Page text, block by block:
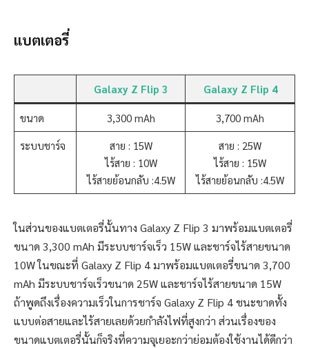
แบตเตอรี่
Galaxy Z Flip 3 Galaxy Z Flip 4
ขนาด 3,300 mAh 3,700 mAh
ระบบชาร์จ
สาย : 15W
ไร้สาย : 10W
ไร้สายย้อนกลับ :4.5W
สาย : 25W
ไร้สาย : 15W
ไร้สายย้อนกลับ :4.5W
ในส่วนของแบตเตอรี่นั้นทาง Galaxy Z Flip 3 มาพร้อมแบตเตอรี่
ขนาด 3,300 mAh มีระบบชาร์จเร็ว 15W และชาร์จไร้สายขนาด
10W ในขณะที่ Galaxy Z Flip 4 มาพร้อมแบตเตอรี่ขนาด 3,700
mAh มีระบบชาร์จเร็วขนาด 25W และชาร์จไร้สายขนาด 15W
ถ้าพูดถึงเรื่องความเร็วในการชาร์จ Galaxy Z Flip 4 ชนะขาดทั้ง
แบบต่อสายและไร้สายเลยด้วยกำลังไฟที่สูงกว่า ส่วนเรื่องของ
ขนาดแบตเตอรี่นั้นก็จริงที่ความจุเยอะกว่าย่อมต้องใช้งานได้ดีกว่า